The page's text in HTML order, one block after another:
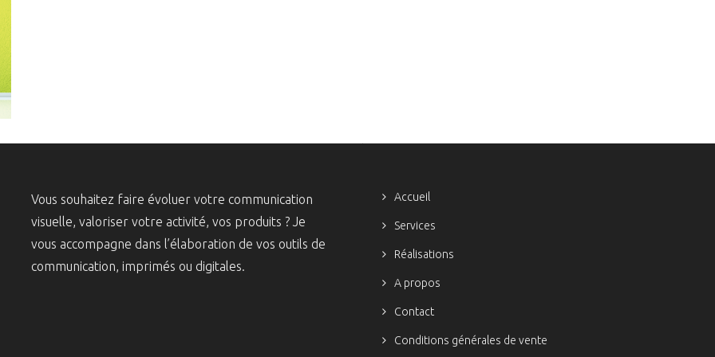
Vous souhaitez faire évoluer votre communication
visuelle, valoriser votre activité, vos produits ? Je
vous accompagne dans l’élaboration de vos outils de
communication, imprimés ou digitales.
Accueil
Services
Réalisations
A propos
Contact
Conditions générales de vente